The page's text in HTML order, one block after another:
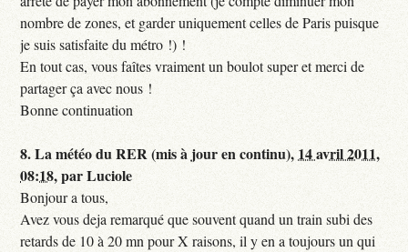
nombre de zones, et garder uniquement celles de Paris puisque
je suis satisfaite du métro !) !
En tout cas, vous faîtes vraiment un boulot super et merci de
partager ça avec nous !
Bonne continuation
8.La météo du RER (mis à jour en continu), 14 avril 2011,
08:18,parLuciole
Bonjour a tous,
Avez vous deja remarqué que souvent quand un train subi des
retards de 10 à 20 mn pour X raisons, il y en a toujours un qui